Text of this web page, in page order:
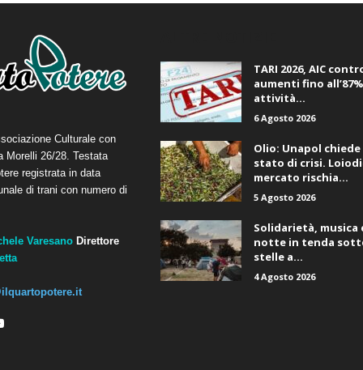
Culturale con
Morelli 26/28. Testata
registrata in data
di trani con numero di
Varesano Direttore
TARI 2026, AIC
aumenti fino
attività...
6 Agosto 2026
Olio: Unapol chiede
stato di crisi.
mercato rischia...
5 Agosto 2026
Solidarietà, musica
notte in tenda
stelle a...
4 Agosto 2026